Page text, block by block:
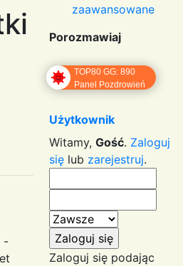
-
zaawansowane
Porozmawiaj
TOP80 GG: 890
Panel Pozdrowień
Użytkownik
Witamy, Gość. Zaloguj
się lub zarejestruj.
Zaloguj się podając